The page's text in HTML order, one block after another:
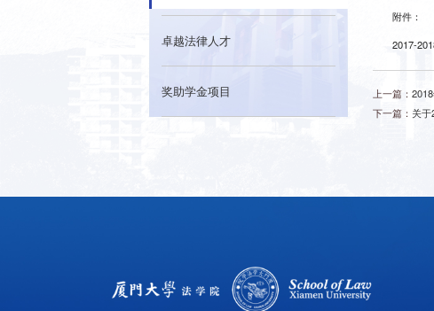
卓越法律人才
奖助学金项目
附件：
2017-
上一篇：
下一篇： 关